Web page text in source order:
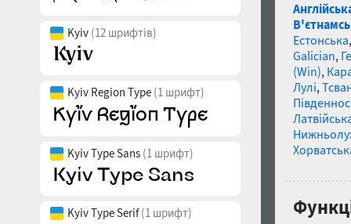
Kyiv (12 шрифтів)
Kyiv Region Type (1 шрифт)
Kyiv Type Sans (1 шрифт)
Kyiv Type Serif(1 шрифт)
Естонська
Galician,
(Win),
Лулі,